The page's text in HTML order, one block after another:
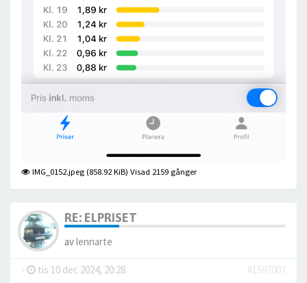
IMG_0152.jpeg (858.92 KiB) Visad 2159 gånger
RE: ELPRISET
avlennarte
- tis 10 dec 2024, 20:28
#1597007